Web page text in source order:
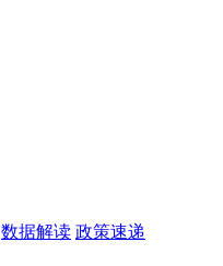
数据解读 政策速递